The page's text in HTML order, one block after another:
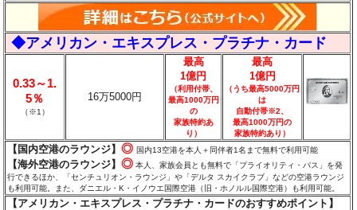
◆アメリカン・エキスプレス・プラチナ・カード
0.33～1.
5％
（※1）
16万5000円
最高
1億円
（利用付帯、
最高1000万円
の
家族特約あ
り ）
最高
1億円
（うち最高5000万円
は
自動付帯※2、
最高1000万円の
家族特約あり）
【国内空港のラウンジ】◎国内13空港を本人＋同伴者1名まで無料で利用可能
【海外空港のラウンジ】◎ 本人、家族会員とも無料で「プライオリティ・パス」を発
行できるほか、「センチュリオン・ラウンジ」や「デルタ スカイクラブ」などの空港ラウンジ
も利用可能。
また、ダニエル・K・イノウエ国際空港（旧・ホノルル国際空港）も利用可能。
【アメリカン・エキスプレス・プラチナ・カードのおすすめポイント】